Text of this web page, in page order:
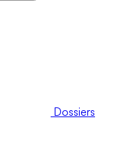
Dossiers